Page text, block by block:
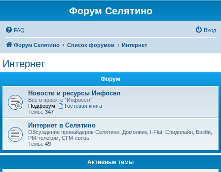
Форум Селятино
FAQ Вход
Форум Селятино Список форумов Интернет
Интернет
Форум
Новости и ресурсы Инфосел
Все о проекте "Инфосел"
Подфорум:
Гостевая книга
Темы: 347
Интернет в Селятино
Обсуждение провайдеров Селятино. Домолинк, I-Flat, Спидилайн, Бизби,
РМ-телеком, СГМ-связь
Темы: 49
Активные темы